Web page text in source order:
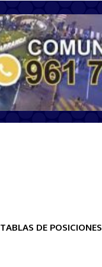
TABLAS DE POSICIONES